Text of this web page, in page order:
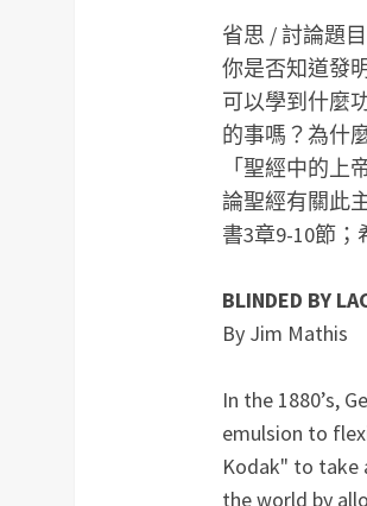
省思 / 討論題目
你是否知道發
可以學到什麼
的事嗎？為什
「聖經中的上
論聖經有關此
書3章9-10節；
BLINDED BY
By Jim Mathis
In the 1880’s,
emulsion to
Kodak" to take
the world by